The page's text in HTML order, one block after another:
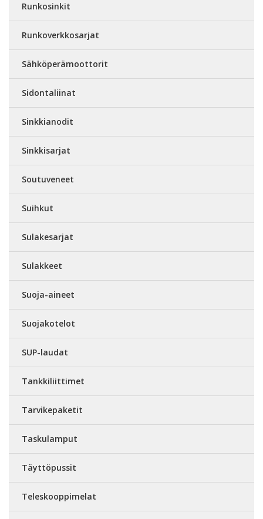
Runkosinkit
Runkoverkkosarjat
Sähköperämoottorit
Sidontaliinat
Sinkkianodit
Sinkkisarjat
Soutuveneet
Suihkut
Sulakesarjat
Sulakkeet
Suoja-aineet
Suojakotelot
SUP-laudat
Tankkiliittimet
Tarvikepaketit
Taskulamput
Täyttöpussit
Teleskooppimelat